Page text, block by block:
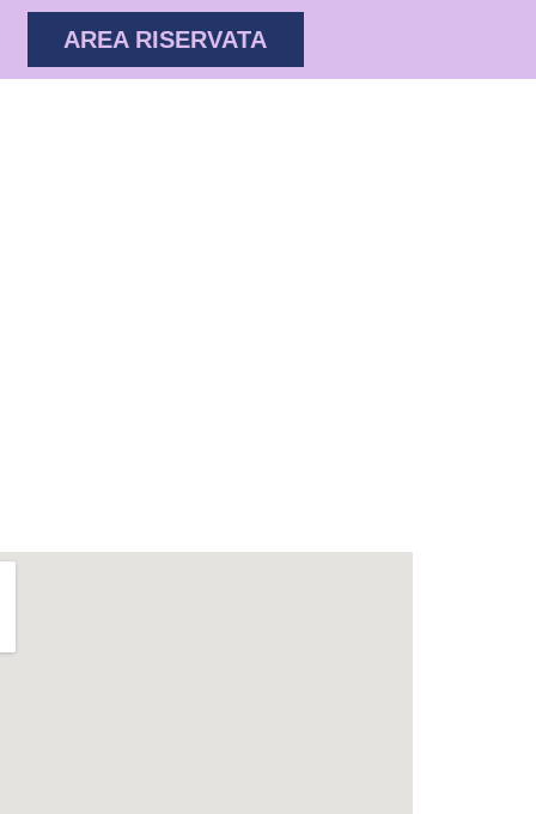
AREA RISERVATA